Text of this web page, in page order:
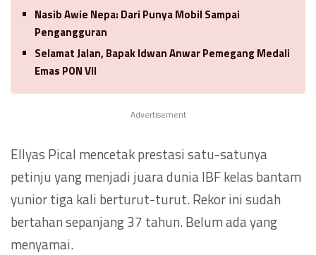
Nasib Awie Nepa: Dari Punya Mobil Sampai
Pengangguran
Selamat Jalan, Bapak Idwan Anwar Pemegang Medali
Emas PON VII
Advertisement
Ellyas Pical mencetak prestasi satu-satunya
petinju yang menjadi juara dunia IBF kelas bantam
yunior tiga kali berturut-turut. Rekor ini sudah
bertahan sepanjang 37 tahun. Belum ada yang
menyamai.